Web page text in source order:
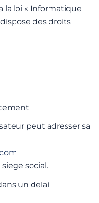
la loi « Informatique
des droits
peut adresser sa
social.
un delai